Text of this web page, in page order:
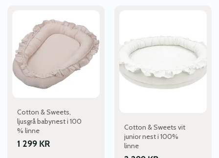
Cotton & Sweets,
ljusgrå babynest i 100
% linne
1 299 KR
Cotton & Sweets vit
junior nest i 100%
linne